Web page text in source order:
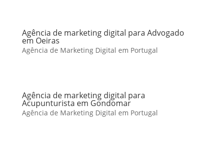
Agência de marketing digital para Advogado
em Oeiras
Agência de Marketing Digital em Portugal
Agência de marketing digital para
Acupunturista em Gondomar
Agência de Marketing Digital em Portugal